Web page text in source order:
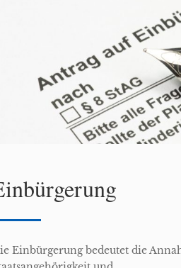
Einbürgerung bedeutet die